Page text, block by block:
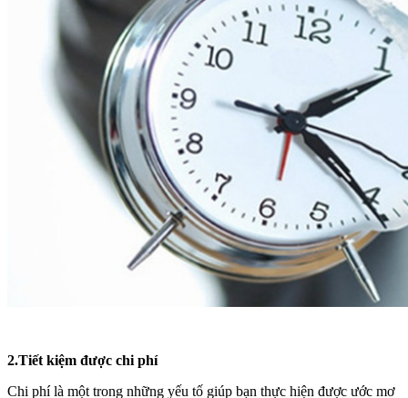
2.Tiết kiệm được chi phí
Chi phí là một trong những yếu tố giúp bạn thực hiện được ước mơ